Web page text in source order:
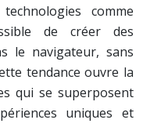
comme
de créer des
le navigateur, sans
tendance ouvre la
qui se superposent
uniques et